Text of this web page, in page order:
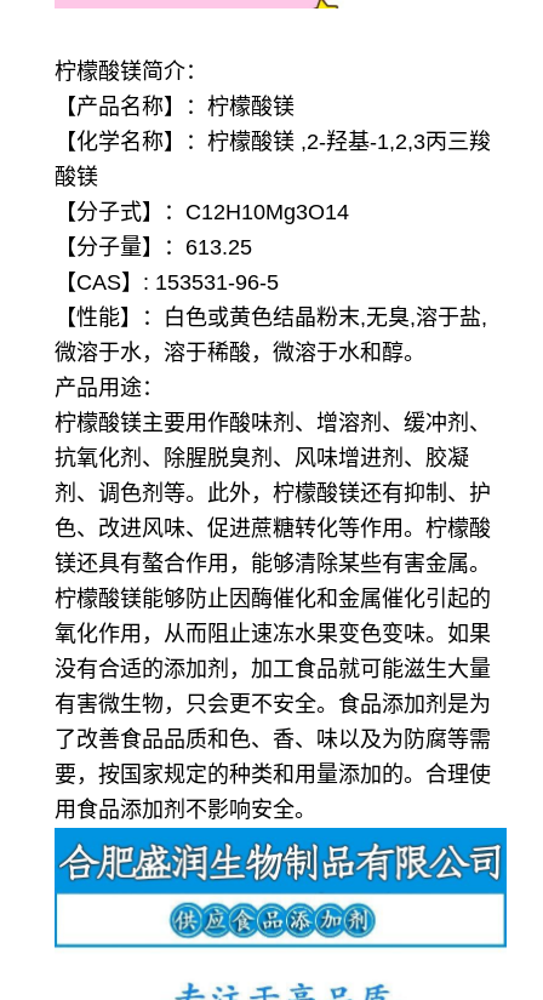
柠檬酸镁简介：
【产品名称】：柠檬酸镁
【化学名称】：柠檬酸镁 ,2-羟基-1,2,3丙三羧
酸镁
【分子式】：C12H10Mg3O14
【分子量】：613.25
【CAS】: 153531-96-5
【性能】：白色或黄色结晶粉末,无臭,溶于盐,
微溶于水，溶于稀酸，微溶于水和醇。
产品用途：
柠檬酸镁主要用作酸味剂、增溶剂、缓冲剂、
抗氧化剂、除腥脱臭剂、风味增进剂、胶凝
剂、调色剂等。此外，柠檬酸镁还有抑制、护
色、改进风味、促进蔗糖转化等作用。柠檬酸
镁还具有螯合作用，能够清除某些有害金属。
柠檬酸镁能够防止因酶催化和金属催化引起的
氧化作用，从而阻止速冻水果变色变味。如果
没有合适的添加剂，加工食品就可能滋生大量
有害微生物，只会更不安全。食品添加剂是为
了改善食品品质和色、香、味以及为防腐等需
要，按国家规定的种类和用量添加的。合理使
用食品添加剂不影响安全。